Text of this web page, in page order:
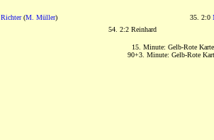
Richter(M. Müller) 35. 2:0
54. 2:2 Reinhard
15. Minute: Gelb-Rote
90+3. Minute: Gelb-Rote